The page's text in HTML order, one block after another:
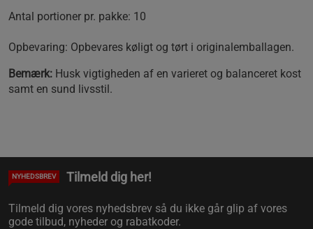
Antal portioner pr. pakke: 10
Opbevaring: Opbevares køligt og tørt i originalemballagen.
Bemærk: Husk vigtigheden af en varieret og balanceret kost
samt en sund livsstil.
NYHEDSBREV Tilmeld dig her!
Tilmeld dig vores nyhedsbrev så du ikke går glip af vores
gode tilbud, nyheder og rabatkoder.